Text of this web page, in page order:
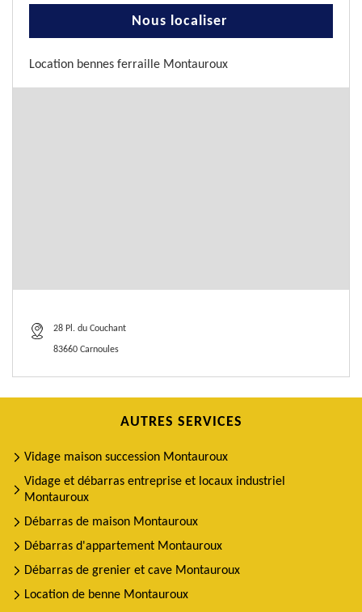
Nous localiser
Location bennes ferraille Montauroux
28 Pl. du Couchant
83660 Carnoules
AUTRES SERVICES
Vidage maison succession Montauroux
Vidage et débarras entreprise et locaux industriel
Montauroux
Débarras de maison Montauroux
Débarras d'appartement Montauroux
Débarras de grenier et cave Montauroux
Location de benne Montauroux